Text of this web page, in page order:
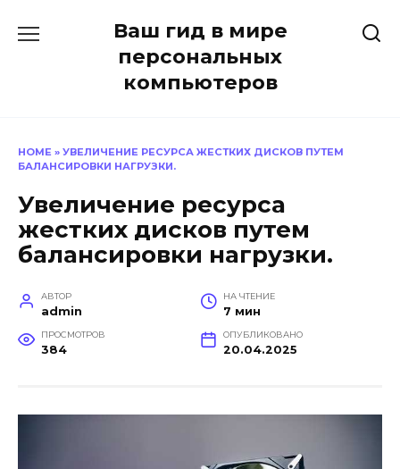
Ваш гид в мире
персональных
компьютеров
HOME » УВЕЛИЧЕНИЕ РЕСУРСА ЖЕСТКИХ ДИСКОВ ПУТЕМ
БАЛАНСИРОВКИ НАГРУЗКИ.
Увеличение ресурса
жестких дисков путем
балансировки нагрузки.
АВТОР
admin
НА ЧТЕНИЕ
7 мин
ПРОСМОТРОВ
384
ОПУБЛИКОВАНО
20.04.2025